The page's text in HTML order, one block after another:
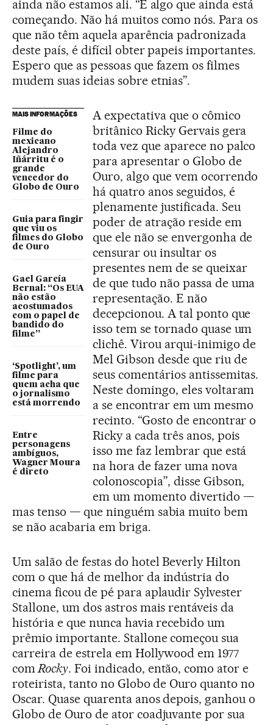
ainda não estamos ali. “É algo que ainda está
começando. Não há muitos como nós. Para os
que não têm aquela aparência padronizada
deste país, é difícil obter papeis importantes.
Espero que as pessoas que fazem os filmes
mudem suas ideias sobre etnias”.
MAIS INFORMAÇÕES
Filme do
mexicano
Alejandro
Iñárritu é o
grande
vencedor do
Globo de Ouro
Guia para fingir
que viu os
filmes do Globo
de Ouro
Gael García
Bernal: “Os EUA
não estão
acostumados
com o papel de
bandido do
filme”
‘Spotlight’, um
filme para
quem acha que
o jornalismo
está morrendo
Entre
personagens
ambíguos,
Wagner Moura
é direto
A expectativa que o cômico
britânico Ricky Gervais gera
toda vez que aparece no palco
para apresentar o Globo de
Ouro, algo que vem ocorrendo
há quatro anos seguidos, é
plenamente justificada. Seu
poder de atração reside em
que ele não se envergonha de
censurar ou insultar os
presentes nem de se queixar
de que tudo não passa de uma
representação. E não
decepcionou. A tal ponto que
isso tem se tornado quase um
clichê. Virou arqui-inimigo de
Mel Gibson desde que riu de
seus comentários antissemitas.
Neste domingo, eles voltaram
a se encontrar em um mesmo
recinto. “Gosto de encontrar o
Ricky a cada três anos, pois
isso me faz lembrar que está
na hora de fazer uma nova
colonoscopia”, disse Gibson,
em um momento divertido —
mas tenso — que ninguém sabia muito bem
se não acabaria em briga.
Um salão de festas do hotel Beverly Hilton
com o que há de melhor da indústria do
cinema ficou de pé para aplaudir Sylvester
Stallone, um dos astros mais rentáveis da
história e que nunca havia recebido um
prêmio importante. Stallone começou sua
carreira de estrela em Hollywood em 1977
comRocky. Foi indicado, então, como ator e
roteirista, tanto no Globo de Ouro quanto no
Oscar. Quase quarenta anos depois, ganhou o
Globo de Ouro de ator coadjuvante por sua